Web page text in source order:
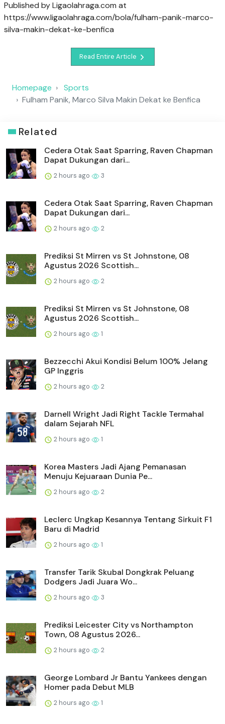
Published by Ligaolahraga.com at
https://www.ligaolahraga.com/bola/fulham-panik-marco-
silva-makin-dekat-ke-benfica
Read Entire Article
Homepage
Sports
Fulham Panik, Marco Silva Makin Dekat ke Benfica
Related
Cedera Otak Saat Sparring, Raven Chapman
Dapat Dukungan dari...
2 hours ago 3
Cedera Otak Saat Sparring, Raven Chapman
Dapat Dukungan dari...
2 hours ago 2
Prediksi St Mirren vs St Johnstone, 08
Agustus 2026 Scottish...
2 hours ago 2
Prediksi St Mirren vs St Johnstone, 08
Agustus 2026 Scottish...
2 hours ago 1
Bezzecchi Akui Kondisi Belum 100% Jelang
GP Inggris
2 hours ago 2
Darnell Wright Jadi Right Tackle Termahal
dalam Sejarah NFL
2 hours ago 1
Korea Masters Jadi Ajang Pemanasan
Menuju Kejuaraan Dunia Pe...
2 hours ago 2
Leclerc Ungkap Kesannya Tentang Sirkuit F1
Baru di Madrid
2 hours ago 1
Transfer Tarik Skubal Dongkrak Peluang
Dodgers Jadi Juara Wo...
2 hours ago 3
Prediksi Leicester City vs Northampton
Town, 08 Agustus 2026...
2 hours ago 2
George Lombard Jr Bantu Yankees dengan
Homer pada Debut MLB
2 hours ago 1